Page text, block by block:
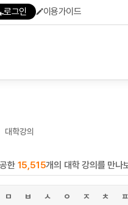
로그인 이용가이드
대학강의
한 15,515개의 대학 강의를 만나
ㅁ ㅂ ㅅ ㅇ ㅈ ㅊ ㅍ